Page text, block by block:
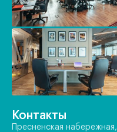
Контакты
Пресненская набережная,